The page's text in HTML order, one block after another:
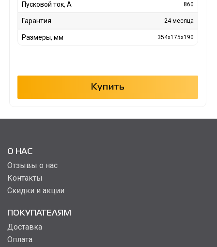
Пусковой ток, А 860
Гарантия 24 месяца
Размеры, мм 354x175x190
Купить
О НАС
Отзывы о нас
Контакты
Скидки и акции
ПОКУПАТЕЛЯМ
Доставка
Оплата